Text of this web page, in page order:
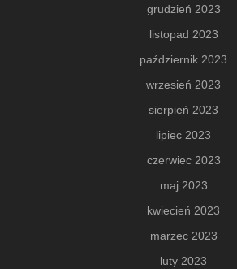
grudzień 2023
listopad 2023
październik 2023
wrzesień 2023
sierpień 2023
lipiec 2023
czerwiec 2023
maj 2023
kwiecień 2023
marzec 2023
luty 2023